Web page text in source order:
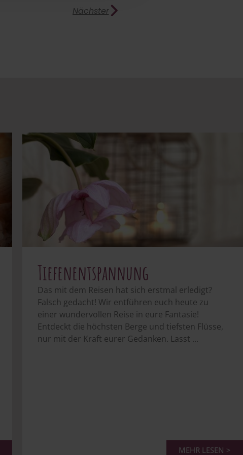
Nächster
Tiefenentspannung
Das mit dem Reisen hat sich erstmal erledigt?
Falsch gedacht! Wir entführen euch heute zu
einer wundervollen Reise in eure Fantasie!
Entdeckt die höchsten Berge und tiefsten Flüsse,
nur mit der Kraft eurer Gedanken. Lasst ...
MEHR LESEN >